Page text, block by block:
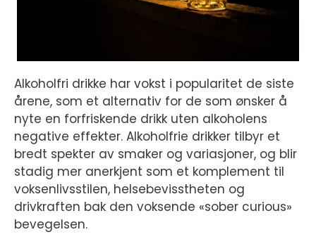
Alkoholfri drikke har vokst i popularitet de siste
årene, som et alternativ for de som ønsker å
nyte en forfriskende drikk uten alkoholens
negative effekter. Alkoholfrie drikker tilbyr et
bredt spekter av smaker og variasjoner, og blir
stadig mer anerkjent som et komplement til
voksenlivsstilen, helsebevisstheten og
drivkraften bak den voksende «sober curious»
bevegelsen.